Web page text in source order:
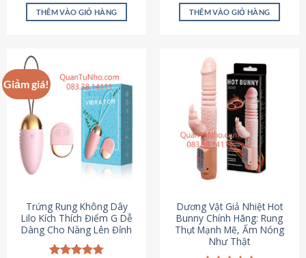
5 sao là:
290,000 ₫.
tại
THÊM VÀO GIỎ HÀNG
5 sao là:
850,000 ₫.
tại
THÊM VÀO GIỎ HÀNG
Giảm giá!
Trứng Rung Không Dây
Lilo Kích Thích Điểm G Dễ
Dàng Cho Nàng Lên Đỉnh
Dương Vật Giả Nhiệt Hot
Bunny Chính Hãng: Rung
Thụt Mạnh Mẽ, Ấm Nóng
Như Thật